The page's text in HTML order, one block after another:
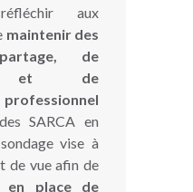
aux
maintenir des
de
et de
SARCA en
vise à
de vue afin de
en place de